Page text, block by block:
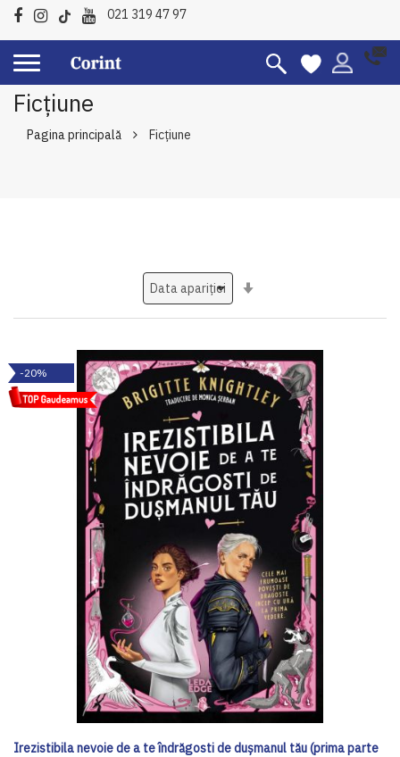
021 319 47 97
Ficțiune
Pagina principală Ficțiune
-20%
Irezistibila nevoie de a te îndrăgosti de dușmanul tău (prima parte